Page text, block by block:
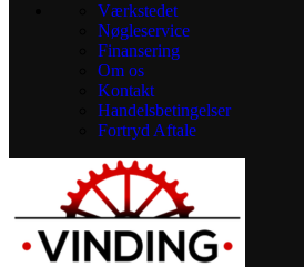
Værkstedet
Nøgleservice
Finansering
Om os
Kontakt
Handelsbetingelser
Fortryd Aftale